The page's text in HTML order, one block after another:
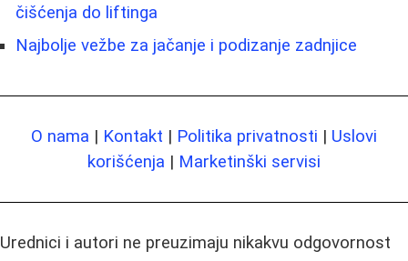
čišćenja do liftinga
Najbolje vežbe za jačanje i podizanje zadnjice
O nama | Kontakt | Politika privatnosti | Uslovi
korišćenja | Marketinški servisi
Urednici i autori ne preuzimaju nikakvu odgovornost